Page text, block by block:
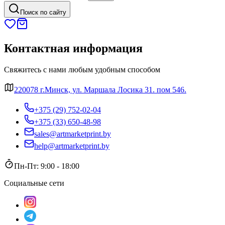
Поиск по сайту
Контактная информация
Свяжитесь с нами любым удобным способом
220078 г.Минск, ул. Маршала Лосика 31. пом 546.
+375 (29) 752-02-04
+375 (33) 650-48-98
sales@artmarketprint.by
help@artmarketprint.by
Пн-Пт: 9:00 - 18:00
Социальные сети